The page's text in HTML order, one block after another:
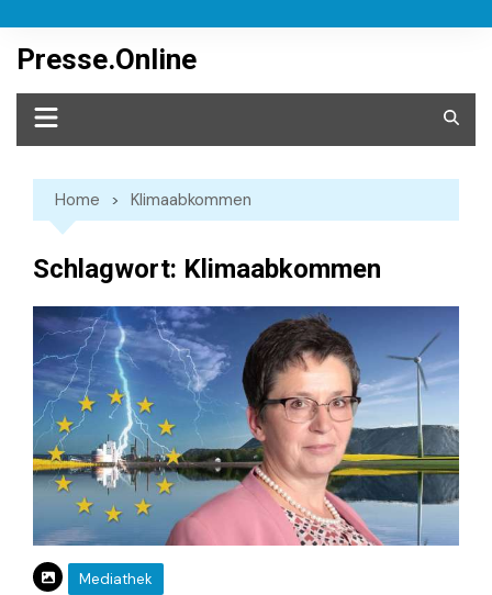
content
Presse.Online
Home Klimaabkommen
Schlagwort: Klimaabkommen
Mediathek